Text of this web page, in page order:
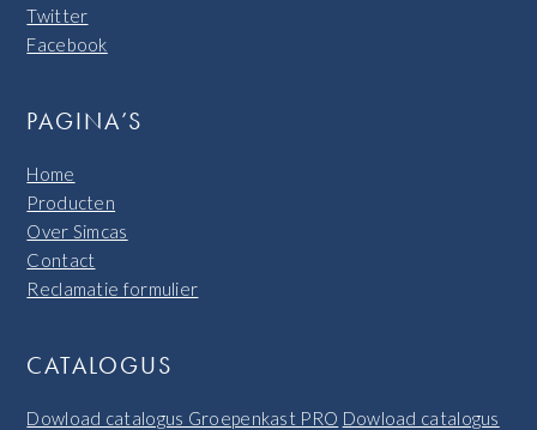
Twitter
Facebook
PAGINA’S
Home
Producten
Over Simcas
Contact
Reclamatie formulier
CATALOGUS
Dowload catalogus Groepenkast PRO Dowload catalogus